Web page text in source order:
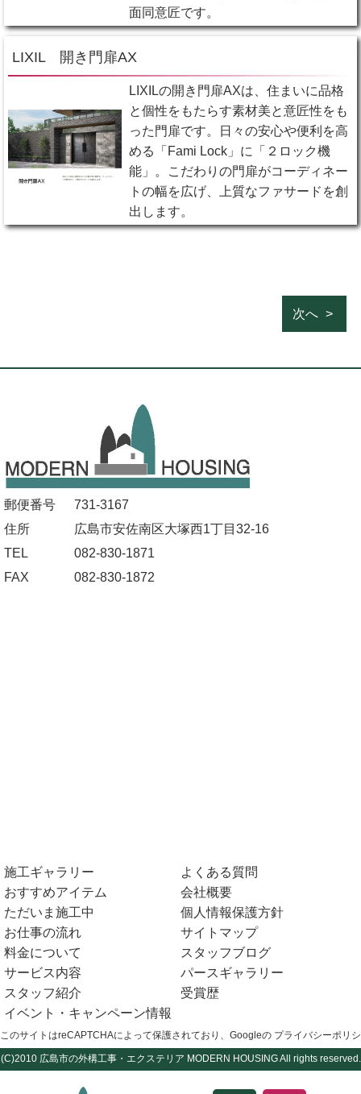
面同意匠です。
LIXIL 開き門扉AX
LIXILの開き門扉AXは、住まいに品格
と個性をもたらす素材美と意匠性をも
った門扉です。日々の安心や便利を高
める「Fami Lock」に「２ロック機
能」。こだわりの門扉がコーディネー
トの幅を広げ、上質なファサードを創
出します。
次へ
郵便番号
731-3167
住所
広島市安佐南区大塚西1丁目32-16
TEL
082-830-1871
FAX
082-830-1872
施工ギャラリー
おすすめアイテム
ただいま施工中
お仕事の流れ
料金について
サービス内容
スタッフ紹介
イベント・キャンペーン情報
よくある質問
会社概要
個人情報保護方針
サイトマップ
スタッフブログ
パースギャラリー
受賞歴
このサイトはreCAPTCHAによって保護されており、Googleの プライバシーポリ
(C)2010 広島市の外構工事・エクステリア MODERN HOUSING All rights reserved.